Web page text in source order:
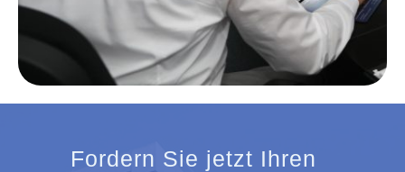
Fordern Sie jetzt Ihren